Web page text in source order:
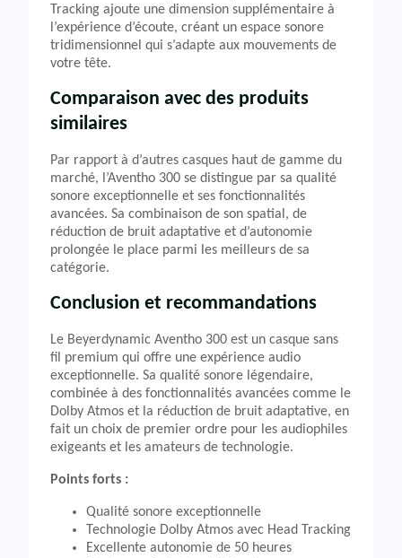
Tracking ajoute une dimension supplémentaire à
l’expérience d’écoute, créant un espace sonore
tridimensionnel qui s’adapte aux mouvements de
votre tête.
Comparaison avec des produits
similaires
Par rapport à d’autres casques haut de gamme du
marché, l’Aventho 300 se distingue par sa qualité
sonore exceptionnelle et ses fonctionnalités
avancées. Sa combinaison de son spatial, de
réduction de bruit adaptative et d’autonomie
prolongée le place parmi les meilleurs de sa
catégorie.
Conclusion et recommandations
Le Beyerdynamic Aventho 300 est un casque sans
fil premium qui offre une expérience audio
exceptionnelle. Sa qualité sonore légendaire,
combinée à des fonctionnalités avancées comme le
Dolby Atmos et la réduction de bruit adaptative, en
fait un choix de premier ordre pour les audiophiles
exigeants et les amateurs de technologie.
Points forts :
Qualité sonore exceptionnelle
Technologie Dolby Atmos avec Head Tracking
Excellente autonomie de 50 heures